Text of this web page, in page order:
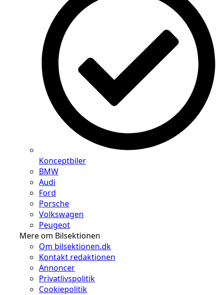
Konceptbiler
BMW
Audi
Ford
Porsche
Volkswagen
Peugeot
Mere om Bilsektionen
Om bilsektionen.dk
Kontakt redaktionen
Annoncer
Privatlivspolitik
Cookiepolitik